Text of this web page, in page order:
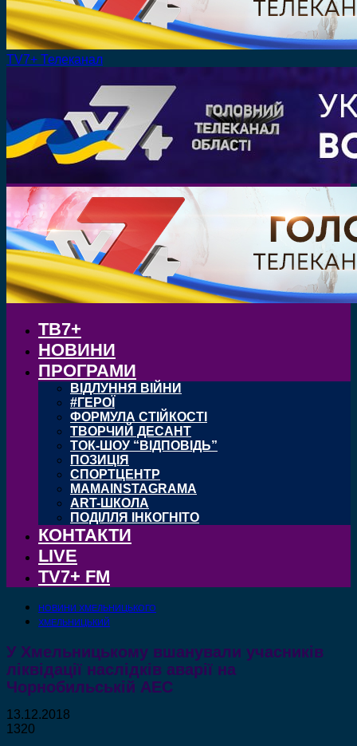
TV7+ Телеканал
ТВ7+
НОВИНИ
ПРОГРАМИ
ВІДЛУННЯ ВІЙНИ
#ГЕРОЇ
ФОРМУЛА СТІЙКОСТІ
ТВОРЧИЙ ДЕСАНТ
ТОК-ШОУ “ВІДПОВІДЬ”
ПОЗИЦІЯ
СПОРТЦЕНТР
MAMAINSTAGRAMA
ART-ШКОЛА
ПОДІЛЛЯ ІНКОГНІТО
КОНТАКТИ
LIVE
TV7+ FM
НОВИНИ ХМЕЛЬНИЦЬКОГО
ХМЕЛЬНИЦЬКИЙ
У Хмельницькому вшанували учасників
ліквідації наслідків аварії на
Чорнобильській АЕС
13.12.2018
1320